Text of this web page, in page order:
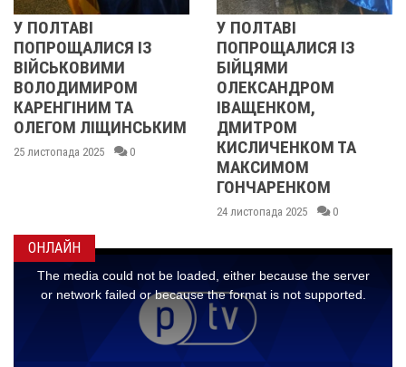
ІЗ
ТА
ЛІЩИНСЬКИМ
2025 0
У ПОЛТАВІ
ПОПРОЩАЛИСЯ ІЗ
БІЙЦЯМИ
ОЛЕКСАНДРОМ
ІВАЩЕНКОМ,
ДМИТРОМ
КИСЛИЧЕНКОМ ТА
МАКСИМОМ
ГОНЧАРЕНКОМ
24 листопада 2025 0
2013
ОНЛАЙН